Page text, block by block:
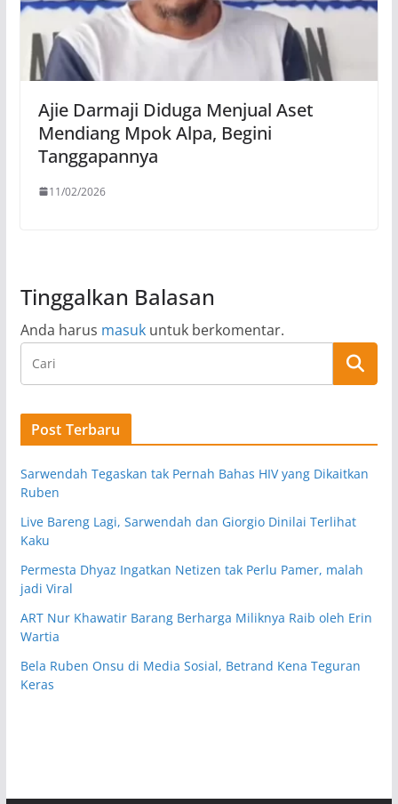
Ajie Darmaji Diduga Menjual Aset
Mendiang Mpok Alpa, Begini
Tanggapannya
11/02/2026
Tinggalkan Balasan
Anda harus masukuntuk berkomentar.
Post Terbaru
Sarwendah Tegaskan tak Pernah Bahas HIV yang Dikaitkan
Ruben
Live Bareng Lagi, Sarwendah dan Giorgio Dinilai Terlihat
Kaku
Permesta Dhyaz Ingatkan Netizen tak Perlu Pamer, malah
jadi Viral
ART Nur Khawatir Barang Berharga Miliknya Raib oleh Erin
Wartia
Bela Ruben Onsu di Media Sosial, Betrand Kena Teguran
Keras